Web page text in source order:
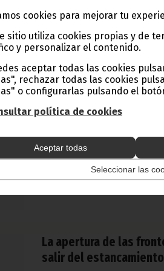
cookies para mejorar tu
sitio utiliza cookies propias y de
y personalizar el contenido.
aceptar todas las cookies
rechazar todas las cookies
o configurarlas pulsando el
política de cookies
Aceptar todas
Seleccionar las
COVID-19
Mensaje del Ministro
del Covid 19
diciembre 23, 2021
Navidad, el Ministro de
un mensaje a la población
COVID-19
La apertura de las
salir del